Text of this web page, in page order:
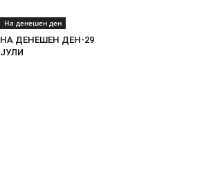
На денешен ден
НА ДЕНЕШЕН ДЕН-29
ЈУЛИ